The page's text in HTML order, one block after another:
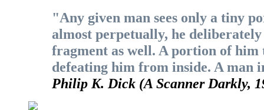
"Any given man sees only a tiny
almost perpetually, he
fragment as well. A portion of him
defeating him from inside. A man
Philip K. Dick (A Scanner Darkly,